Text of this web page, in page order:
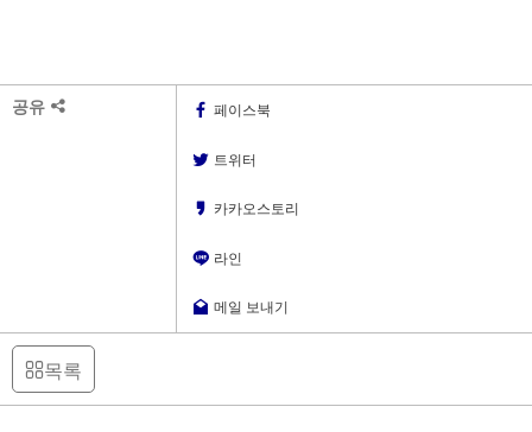
공유 페이스북
트위터
카카오스토리
라인
메일 보내기
목록